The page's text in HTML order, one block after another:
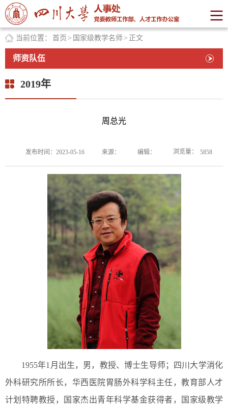
当前位置： 首页 > 国家级教学名师 > 正文
师资队伍
2019年
周总光
发布时间：2023-05-16 来源： 编辑： 浏览量： 5858
1955年1月出生，男，教授、博士生导师；四川大学消化
外科研究所所长，华西医院胃肠外科学科主任，教育部人才
计划特聘教授，国家杰出青年科学基金获得者，国家级教学